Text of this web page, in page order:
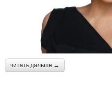
читать дальше →